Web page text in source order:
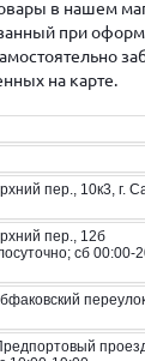
в нашем
при
на карте.
пер., 10к3, г.
пер., 12б
сб 00:00-